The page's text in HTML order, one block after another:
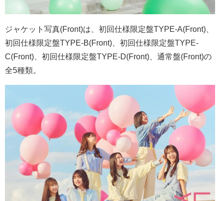
ジャケット写真(Front)は、初回仕様限定盤TYPE-A(Front)
初回仕様限定盤TYPE-B(Front) 、初回仕様限定盤TYPE-
C(Front) 、初回仕様限定盤TYPE-D(Front) 、通常盤(Front)の
全5種類。